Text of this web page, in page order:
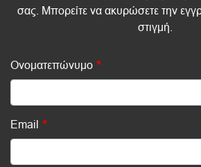
σας. Μπορείτε να ακυρώσετε την
στιγμή.
Ονοματεπώνυμο
Email